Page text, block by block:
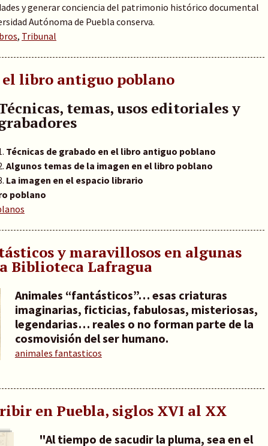
y generar conciencia del patrimonio histórico documental
Autónoma de Puebla conserva.
, Tribunal
el libro antiguo poblano
temas, usos editoriales y
Técnicas de grabado en el libro antiguo poblano
Algunos temas de la imagen en el libro poblano
La imagen en el espacio librario
poblano
y maravillosos en algunas
Biblioteca Lafragua
Animales “fantásticos”… esas criaturas
imaginarias, ficticias, fabulosas, misteriosas,
legendarias… reales o no forman parte de la
cosmovisión del ser humano.
animales fantasticos
en Puebla, siglos XVI al XX
"Al tiempo de sacudir la pluma, sea en el